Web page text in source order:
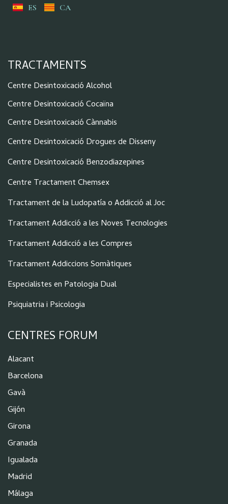
ES CA
TRACTAMENTS
Centre Desintoxicació Alcohol
Centre Desintoxicació Cocaïna
Centre Desintoxicació Cànnabis
Centre Desintoxicació Drogues de Disseny
Centre Desintoxicació Benzodiazepines
Centre Tractament Chemsex
Tractament de la Ludopatía o Addicció al Joc
Tractament Addicció a les Noves Tecnologies
Tractament Addicció a les Compres
Tractament Addiccions Somàtiques
Especialistes en Patologia Dual
Psiquiatria i Psicologia
CENTRES FORUM
Alacant
Barcelona
Gavà
Gijón
Girona
Granada
Igualada
Madrid
Málaga